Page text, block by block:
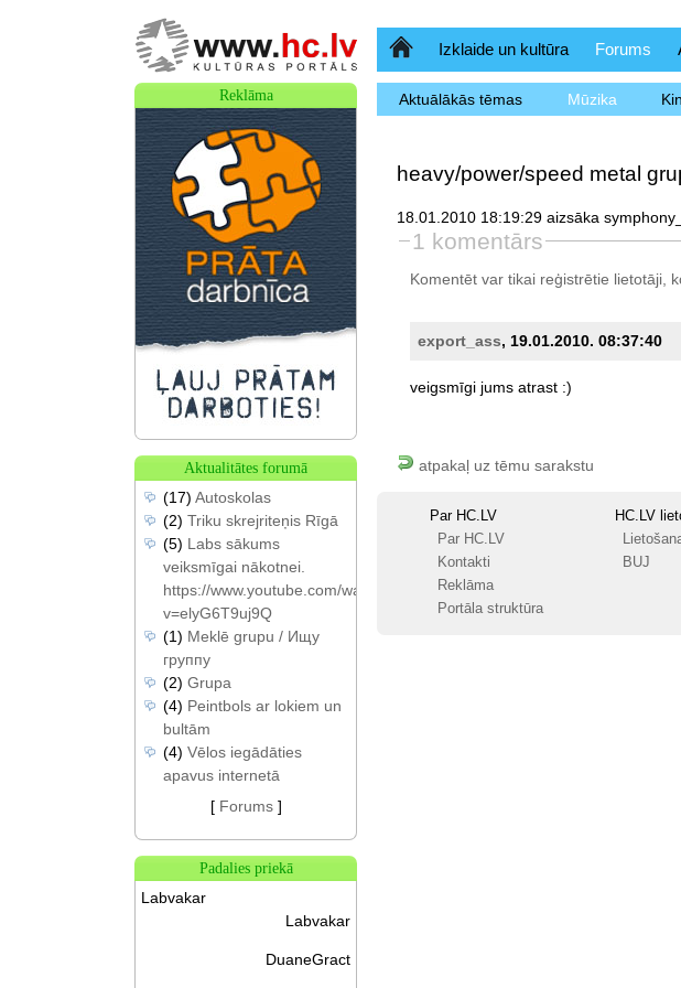
SākumlapaIzklaide un kultūra Forums
Aktuālākās tēmas Mūzika
heavy/power/speed metal
18.01.2010 18:19:29 aizsāka
1 komentārs
Komentēt var tikai reģistrētie lietotāji,
export_ass, 19.01.2010. 08:37:40
veigsmīgi jums atrast :)
atpakaļ uz tēmu sarakstu
Par HC.LV
Par HC.LV
Kontakti
Reklāma
Portāla struktūra
HC.LV
BUJ
Reklāma
Aktualitātes forumā
(17) Autoskolas
(2) Triku skrejriteņis Rīgā
(5) Labs sākums
veiksmīgai nākotnei.
https://www.youtube.com/watch?
v=elyG6T9uj9Q
(1) Meklē grupu / Ищу
группу
(2) Grupa
(4) Peintbols ar lokiem un
bultām
(4) Vēlos iegādāties
apavus internetā
[ Forums]
Padalies priekā
Labvakar
Labvakar
DuaneGract